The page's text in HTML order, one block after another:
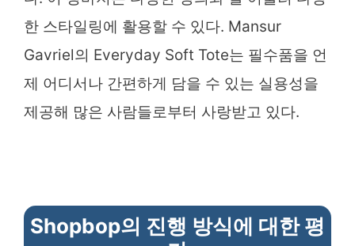
한 스타일링에 활용할 수 있다. Mansur
Gavriel의 Everyday Soft Tote는 필수품을 언
제 어디서나 간편하게 담을 수 있는 실용성을
제공해 많은 사람들로부터 사랑받고 있다.
Shopbop의 진행 방식에 대한 평